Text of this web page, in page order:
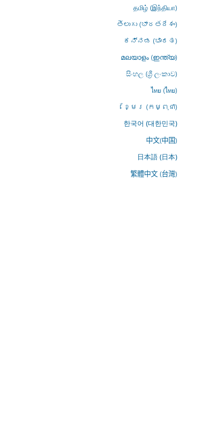
தமிழ் (இந்தியா)
తెలుగు (భారతదేశం)
ಕನ್ನಡ (ಭಾರತ)
മലയാളം (ഇന്ത്യ)
සිංහල (ශ්‍රී ලංකාව)
ไทย (ไทย)
ខ្មែរ (កម្ពុជា)
한국어 (대한민국)
中文(中国)
日本語 (日本)
繁體中文 (台灣)